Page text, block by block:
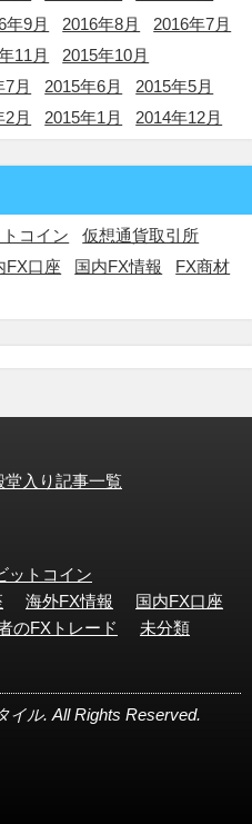
年9月 2016年8月
2016年7月
11月
2015年10月
7月 2015年6月
2015年5月
2月 2015年1月 2014年12月
コイン
仮想通貨取引所
FX口座 国内FX情報
FX商材
堂入り記事一覧
ットコイン
海外FX情報
国内FX口座
のFXトレード 未分類
イル. All Rights Reserved.